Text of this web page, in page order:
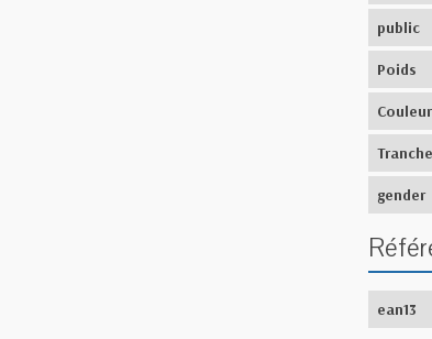
public
Poids
Couleur
gender
ean13